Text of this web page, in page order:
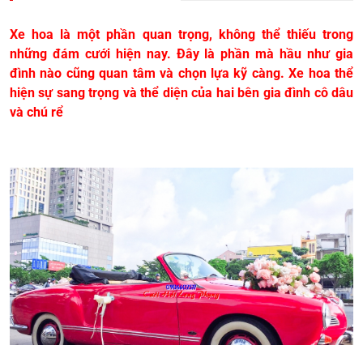
Xe hoa là một phần quan trọng, không thể thiếu trong
những đám cưới hiện nay. Đây là phần mà hầu như gia
đình nào cũng quan tâm và chọn lựa kỹ càng. Xe hoa thể
hiện sự sang trọng và thể diện của hai bên gia đình cô dâu
và chú rể